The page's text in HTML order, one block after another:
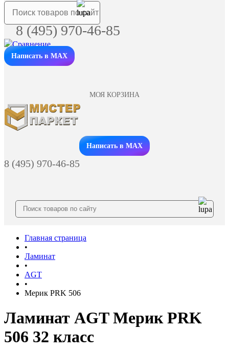
8 (495) 970-46-85
Написать в MAX
МОЯ КОРЗИНА
Заказать звонок
Написать в MAX
8 (495) 970-46-85
Главная страница
•
Ламинат
•
AGT
•
Мерик PRK 506
Ламинат AGT Мерик PRK
506 32 класс